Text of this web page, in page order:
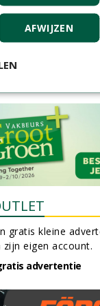
Allround
(fulltime) bij DSV
Nederland B.V.
gratis kleine
zijn eigen account.
advertentie
AFWIJZEN